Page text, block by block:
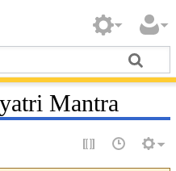
Mantra